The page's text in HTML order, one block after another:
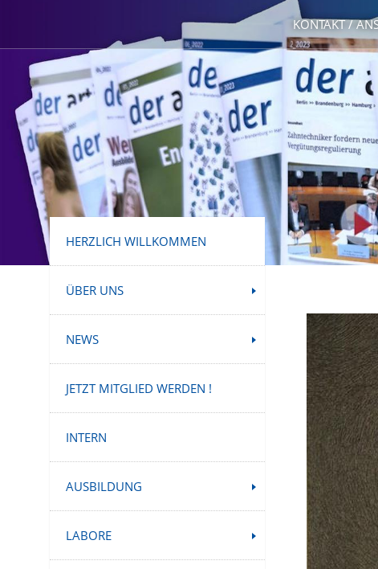
KONTAKT /
HERZLICH WILLKOMMEN
ÜBER UNS
NEWS
JETZT MITGLIED WERDEN !
INTERN
AUSBILDUNG
LABORE